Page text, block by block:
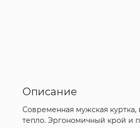
Описание
Современная мужская
тепло. Эргономичный крой и